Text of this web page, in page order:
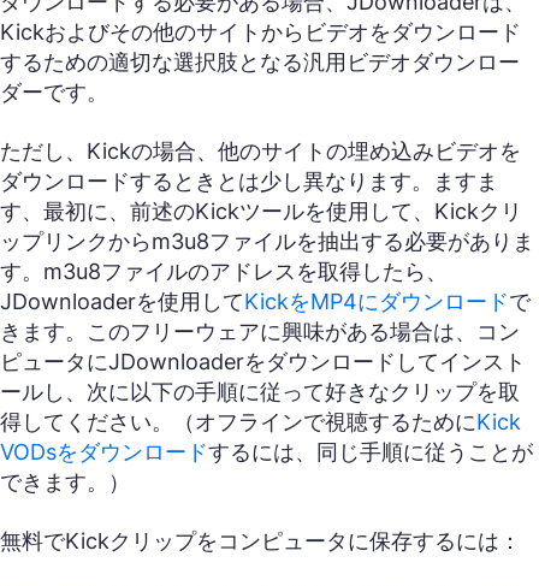
Kickおよびその他のサイトからビデオをダウンロード
するための適切な選択肢となる汎用ビデオダウンロー
ダーです。
ただし、Kickの場合、他のサイトの埋め込みビデオを
ダウンロードするときとは少し異なります。ますま
す、最初に、前述のKickツールを使用して、Kickクリ
ップリンクからm3u8ファイルを抽出する必要がありま
す。m3u8ファイルのアドレスを取得したら、
JDownloaderを使用してKickをMP4にダウンロードで
きます。このフリーウェアに興味がある場合は、コン
ピュータにJDownloaderをダウンロードしてインスト
ールし、次に以下の手順に従って好きなクリップを取
得してください。（オフラインで視聴するためにKick
VODsをダウンロードするには、同じ手順に従うことが
できます。）
無料でKickクリップをコンピュータに保存するには：